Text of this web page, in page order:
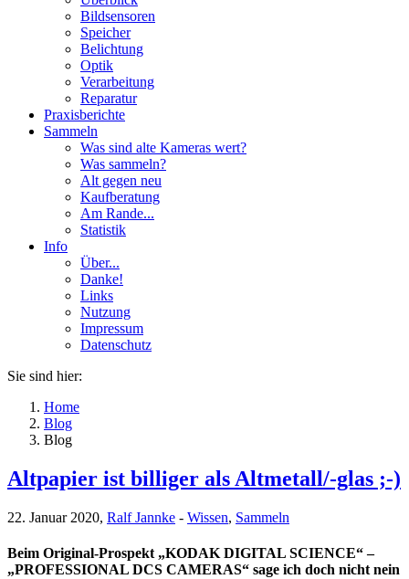
Bildsensoren
Speicher
Belichtung
Optik
Verarbeitung
Reparatur
Praxisberichte
Sammeln
Was sind alte Kameras wert?
Was sammeln?
Alt gegen neu
Kaufberatung
Am Rande...
Statistik
Info
Über...
Danke!
Links
Nutzung
Impressum
Datenschutz
Sie sind hier:
Home
Blog
Blog
Altpapier ist billiger als Altmetall/-glas ;-)
22. Januar 2020, Ralf Jannke - Wissen, Sammeln
Beim Original-Prospekt „KODAK DIGITAL SCIENCE“ –
„PROFESSIONAL DCS CAMERAS“ sage ich doch nicht nein